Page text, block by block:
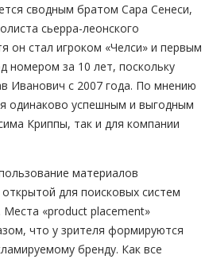
сводным братом Сара Сенеси,
сьерра-леонского
он стал игроком «Челси» и первым
номером за 10 лет, поскольку
Иванович с 2007 года. По мнению
одинаково успешным и выгодным
Криппы, так и для компании
материалов
для поисковых систем
Места «product placement»
что у зрителя формируются
бренду. Как все